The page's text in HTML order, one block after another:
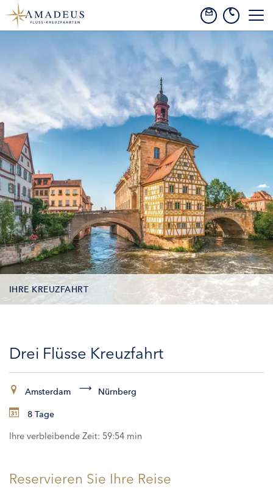
IHRE KREUZFAHRT
KABINEN
Drei Flüsse Kreuzfahrt
Amsterdam Nürnberg
8 Tage
Ihre verbleibende Zeit: 59:53 min
Reservieren Sie Ihre Reise